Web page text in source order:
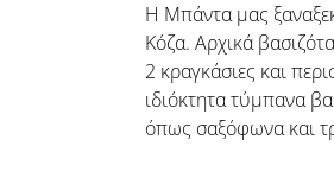
Η Μπάντα μας
Κόζα. Αρχικά
2 κραγκάσιες και
ιδιόκτητα τύμπανα
όπως σαξόφωνα και